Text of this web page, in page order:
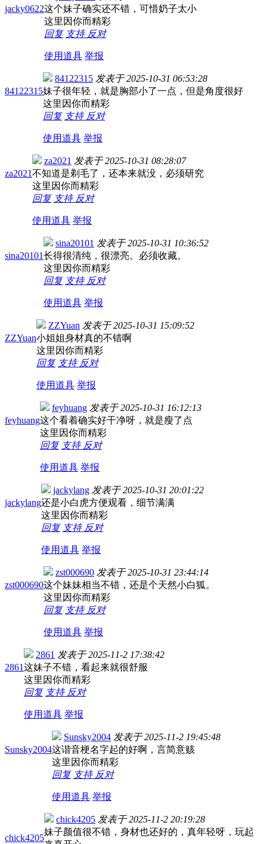
jacky0622这个妹子确实还不错，可惜奶子太小
这里因你而精彩
回复 支持 反对
使用道具 举报
84122315
84122315 发表于2025-10-31 06:53:28
妹子很年轻，就是胸部小了一点，但是角度很好
这里因你而精彩
回复 支持 反对
使用道具 举报
za2021
za2021 发表于2025-10-31 08:28:07
不知道是剃毛了，还本来就没，必须研究
这里因你而精彩
回复 支持 反对
使用道具 举报
sina20101
sina20101 发表于2025-10-31 10:36:52
长得很清纯，很漂亮。必须收藏。
这里因你而精彩
回复 支持 反对
使用道具 举报
ZZYuan
ZZYuan 发表于2025-10-31 15:09:52
小姐姐身材真的不错啊
这里因你而精彩
回复 支持 反对
使用道具 举报
feyhuang
feyhuang 发表于2025-10-31 16:12:13
这个看着确实好干净呀，就是瘦了点
这里因你而精彩
回复 支持 反对
使用道具 举报
jackylang
jackylang 发表于2025-10-31 20:01:22
还是小白虎方便观看，细节满满
这里因你而精彩
回复 支持 反对
使用道具 举报
zst000690
zst000690 发表于2025-10-31 23:44:14
这个妹妹相当不错，还是个天然小白狐。
这里因你而精彩
回复 支持 反对
使用道具 举报
2861
2861 发表于2025-11-2 17:38:42
这妹子不错，看起来就很舒服
这里因你而精彩
回复 支持 反对
使用道具 举报
Sunsky2004
Sunsky2004 发表于2025-11-2 19:45:48
这谐音梗名字起的好啊，言简意赅
这里因你而精彩
回复 支持 反对
使用道具 举报
chick4205
chick4205 发表于2025-11-2 20:19:28
妹子颜值很不错，身材也还好的，真年轻呀，玩起